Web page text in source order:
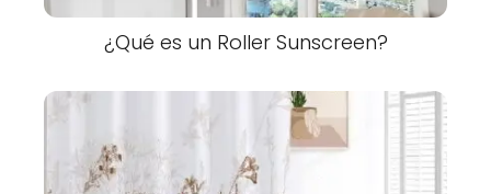
¿Qué es un Roller Sunscreen?